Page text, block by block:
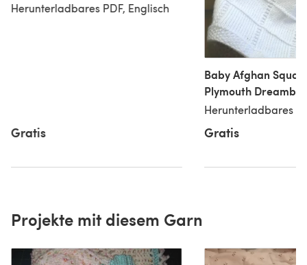
Herunterladbares PDF, Englisch
Gratis
Baby Afghan
Plymouth
Herunterladbares
Gratis
Projekte mit diesem Garn